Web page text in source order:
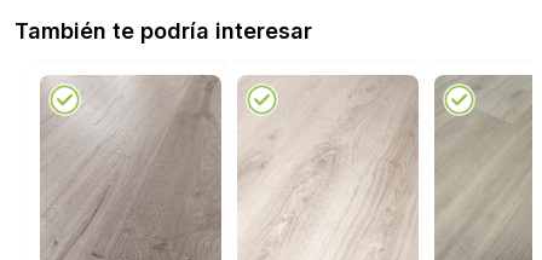
También te podría interesar